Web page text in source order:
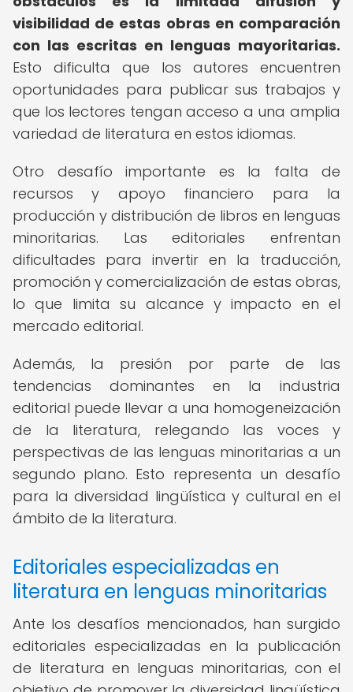
visibilidad de estas obras en comparación
con las escritas en lenguas mayoritarias.
Esto dificulta que los autores encuentren
oportunidades para publicar sus trabajos y
que los lectores tengan acceso a una amplia
variedad de literatura en estos idiomas.
Otro desafío importante es la falta de
recursos y apoyo financiero para la
producción y distribución de libros en lenguas
minoritarias. Las editoriales enfrentan
dificultades para invertir en la traducción,
promoción y comercialización de estas obras,
lo que limita su alcance y impacto en el
mercado editorial.
Además, la presión por parte de las
tendencias dominantes en la industria
editorial puede llevar a una homogeneización
de la literatura, relegando las voces y
perspectivas de las lenguas minoritarias a un
segundo plano. Esto representa un desafío
para la diversidad lingüística y cultural en el
ámbito de la literatura.
Editoriales especializadas en
literatura en lenguas minoritarias
Ante los desafíos mencionados, han surgido
editoriales especializadas en la publicación
de literatura en lenguas minoritarias, con el